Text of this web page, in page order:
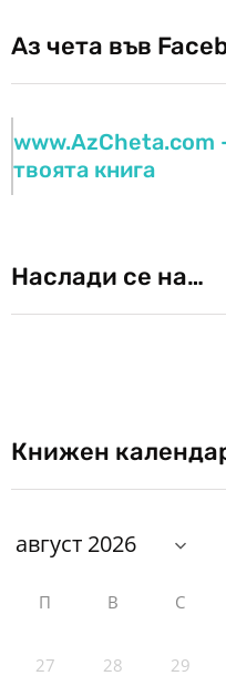
Аз чета във
www.AzCheta.com
твоята книга
Наслади се на…
Книжен
П В С
27 28 29